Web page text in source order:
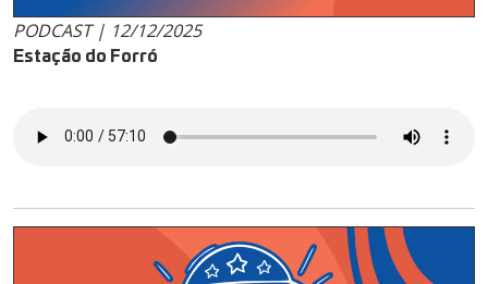
PODCAST | 12/12/2025
Estação do Forró